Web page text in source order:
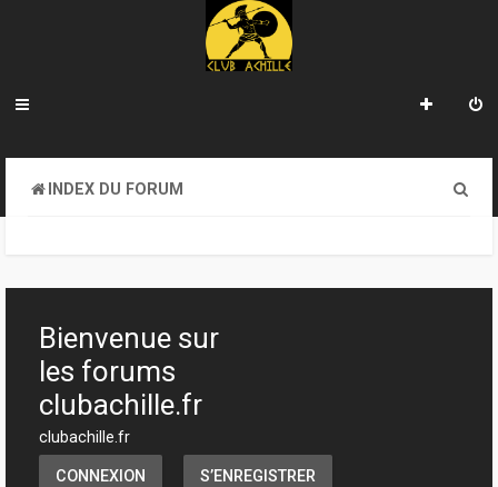
INDEX DU FORUM
h
Bienvenue sur
les forums
clubachille.fr
clubachille.fr
CONNEXION S’ENREGISTRER